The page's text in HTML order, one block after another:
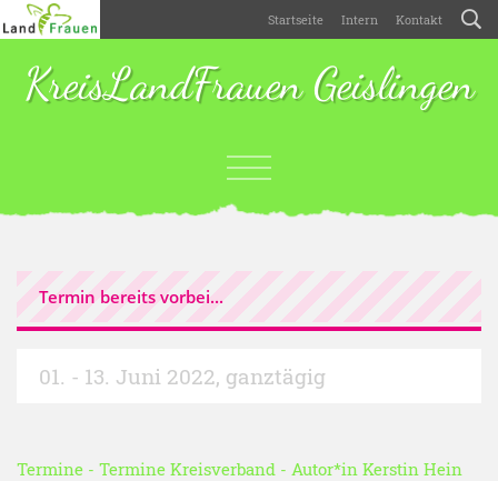
Startseite Intern Kontakt
KreisLandFrauen Geislingen
Termin bereits vorbei...
01. - 13. Juni 2022, ganztägig
Termine - Termine Kreisverband - Autor*in Kerstin Hein